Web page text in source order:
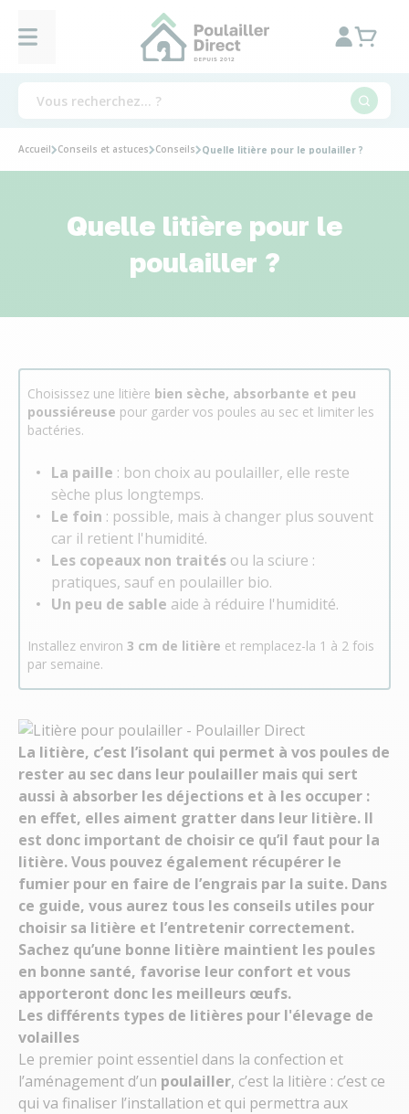
Accueil Conseils et astuces Conseils Quelle litière pour le poulailler ?
Quelle litière pour le
poulailler ?
Choisissez une litière bien sèche, absorbante et peu
poussiéreuse pour garder vos poules au sec et limiter les
bactéries.
La paille : bon choix au poulailler, elle reste
sèche plus longtemps.
Le foin : possible, mais à changer plus souvent
car il retient l'humidité.
Les copeaux non traités ou la sciure :
pratiques, sauf en poulailler bio.
Un peu de sable aide à réduire l'humidité.
Installez environ 3 cm de litière et remplacez-la 1 à 2 fois
par semaine.
La litière, c’est l’isolant qui permet à vos poules de
rester au sec dans leur poulailler mais qui sert
aussi à absorber les déjections et à les occuper :
en effet, elles aiment gratter dans leur litière. Il
est donc important de choisir ce qu’il faut pour la
litière. Vous pouvez également récupérer le
fumier pour en faire de l’engrais par la suite. Dans
ce guide, vous aurez tous les conseils utiles pour
choisir sa litière et l’entretenir correctement.
Sachez qu’une bonne litière maintient les poules
en bonne santé, favorise leur confort et vous
apporteront donc les meilleurs œufs.
Les différents types de litières pour l'élevage de
volailles
Le premier point essentiel dans la confection et
l’aménagement d’un poulailler, c’est la litière : c’est ce
qui va finaliser l’installation et qui permettra aux